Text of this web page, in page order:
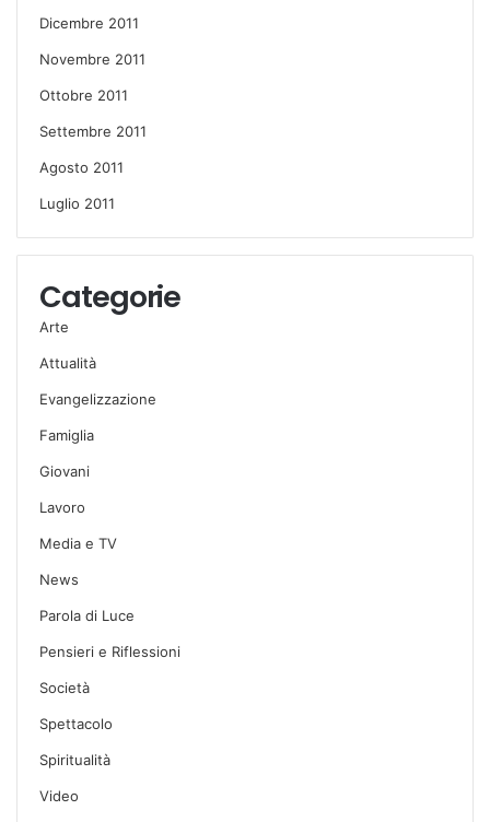
Dicembre 2011
Novembre 2011
Ottobre 2011
Settembre 2011
Agosto 2011
Luglio 2011
Categorie
Arte
Attualità
Evangelizzazione
Famiglia
Giovani
Lavoro
Media e TV
News
Parola di Luce
Pensieri e Riflessioni
Società
Spettacolo
Spiritualità
Video